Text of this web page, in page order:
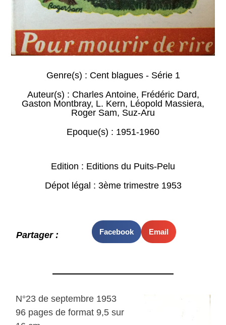
Genre(s) : Cent blagues - Série 1
Auteur(s) : Charles Antoine, Frédéric Dard,
Gaston Montbray, L. Kern, Léopold Massiera,
Roger Sam, Suz-Aru
Epoque(s) : 1951-1960
Edition : Editions du Puits-Pelu
Dépot légal : 3ème trimestre 1953
Partager : Facebook Email
N°23 de septembre 1953
96 pages de format 9,5 sur